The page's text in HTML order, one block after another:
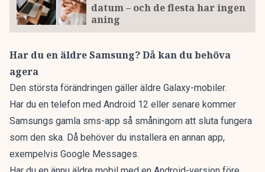
datum – och de flesta har ingen
aning
Har du en äldre Samsung? Då kan du behöva
agera
Den största förändringen gäller äldre Galaxy-mobiler.
Har du en telefon med Android 12 eller senare kommer
Samsungs gamla sms-app så småningom att sluta fungera
som den ska. Då behöver du installera en annan app,
exempelvis Google Messages.